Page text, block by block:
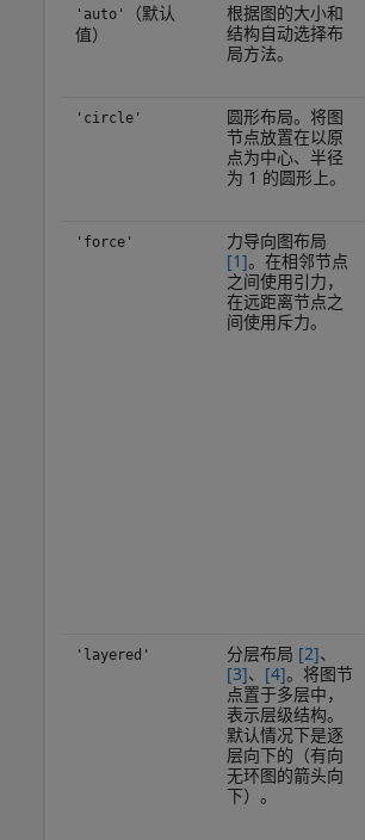
'auto'
（默认
值）
根据图的大小和
结构自动选择布
局方法。
'circle'
圆形布局。将图
节点放置在以原
点为中心、半径
为 1 的圆形上。
'force'
力导向图布局
[1]。在相邻节点
之间使用引力，
在远距离节点之
间使用斥力。
'layered' 分层布局 [2]、
[3]、 [4]。将图节
点置于多层中，
表示层级结构。
默认情况下是逐
层向下的（有向
无环图的箭头向
下）。